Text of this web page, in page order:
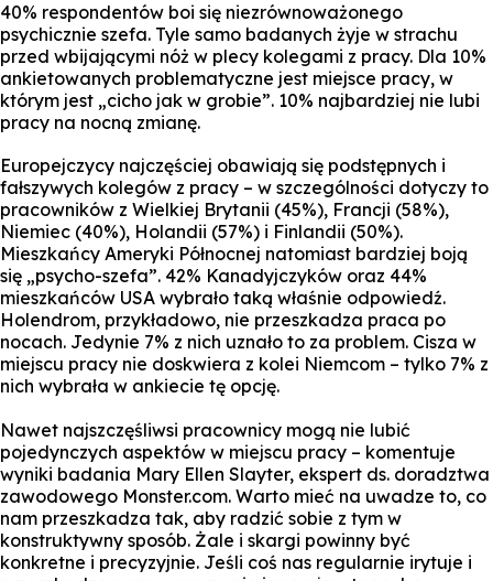
40% respondentów boi się niezrównoważonego
psychicznie szefa. Tyle samo badanych żyje w strachu
przed wbijającymi nóż w plecy kolegami z pracy. Dla 10%
ankietowanych problematyczne jest miejsce pracy, w
którym jest „cicho jak w grobie”. 10% najbardziej nie lubi
pracy na nocną zmianę.
Europejczycy najczęściej obawiają się podstępnych i
fałszywych kolegów z pracy – w szczególności dotyczy to
pracowników z Wielkiej Brytanii (45%), Francji (58%),
Niemiec (40%), Holandii (57%) i Finlandii (50%).
Mieszkańcy Ameryki Północnej natomiast bardziej boją
się „psycho-szefa”. 42% Kanadyjczyków oraz 44%
mieszkańców USA wybrało taką właśnie odpowiedź.
Holendrom, przykładowo, nie przeszkadza praca po
nocach. Jedynie 7% z nich uznało to za problem. Cisza w
miejscu pracy nie doskwiera z kolei Niemcom – tylko 7% z
nich wybrała w ankiecie tę opcję.
Nawet najszczęśliwsi pracownicy mogą nie lubić
pojedynczych aspektów w miejscu pracy – komentuje
wyniki badania Mary Ellen Slayter, ekspert ds. doradztwa
zawodowego Monster.com. Warto mieć na uwadze to, co
nam przeszkadza tak, aby radzić sobie z tym w
konstruktywny sposób. Żale i skargi powinny być
konkretne i precyzyjnie. Jeśli coś nas regularnie irytuje i